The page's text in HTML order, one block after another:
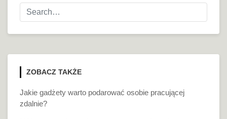
ZOBACZ TAKŻE
Jakie gadżety warto podarować osobie pracującej
zdalnie?